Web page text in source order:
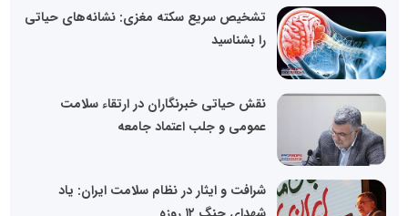
تشخیص سریع سکته مغزی: نشانه‌های حیاتی
را بشناسید
نقش حیاتی خبرنگاران در ارتقاء سلامت
عمومی و جلب اعتماد جامعه
شرافت و ایثار در نظام سلامت ایران: یاد